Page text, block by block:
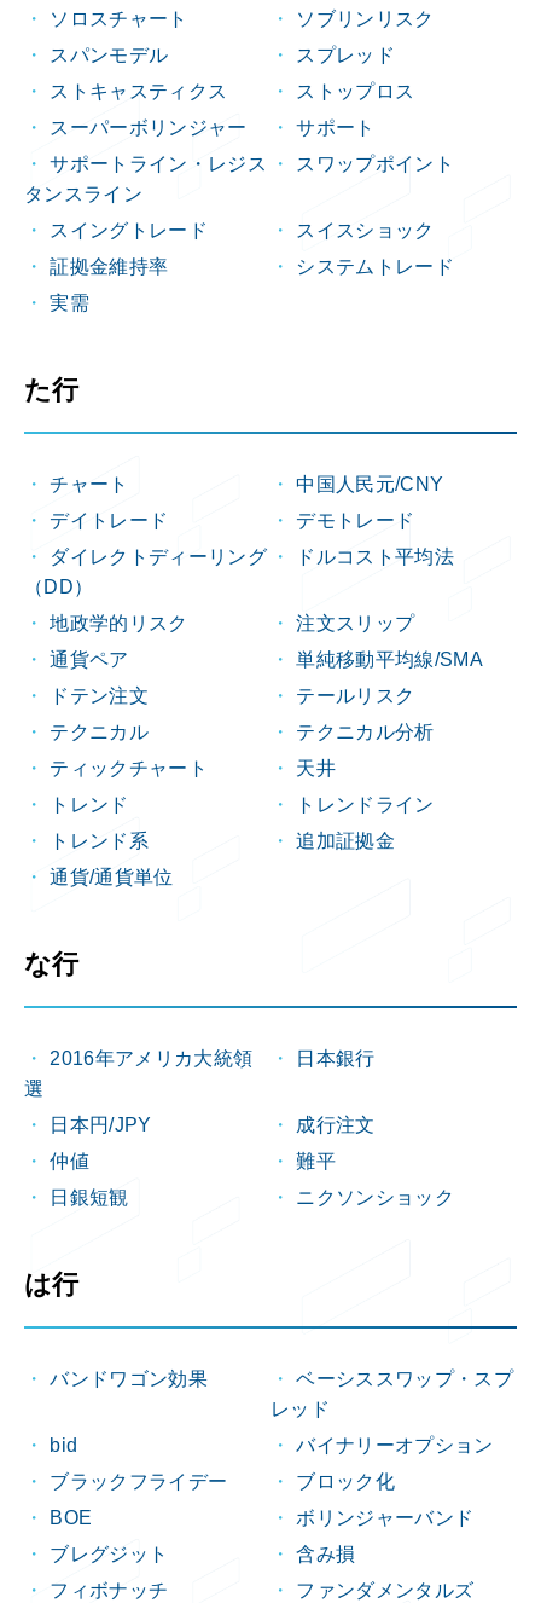
ソロスチャート
ソブリンリスク
スパンモデル
スプレッド
ストキャスティクス
ストップロス
スーパーボリンジャー
サポート
サポートライン・レジス
タンスライン
スワップポイント
スイングトレード
スイスショック
証拠金維持率
システムトレード
実需
た行
チャート
中国人民元/CNY
デイトレード
デモトレード
ダイレクトディーリング
（DD）
ドルコスト平均法
地政学的リスク
注文スリップ
通貨ペア
単純移動平均線/SMA
ドテン注文
テールリスク
テクニカル
テクニカル分析
ティックチャート
天井
トレンド
トレンドライン
トレンド系
追加証拠金
通貨/通貨単位
な行
2016年アメリカ大統領
選
日本銀行
日本円/JPY
成行注文
仲値
難平
日銀短観
ニクソンショック
は行
バンドワゴン効果
ベーシススワップ・スプ
レッド
bid
バイナリーオプション
ブラックフライデー
ブロック化
BOE
ボリンジャーバンド
ブレグジット
含み損
フィボナッチ
ファンダメンタルズ